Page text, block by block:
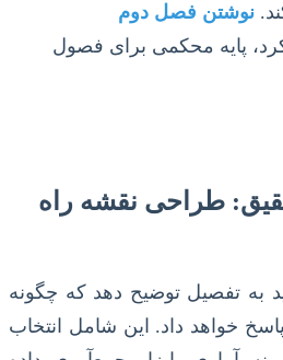
نوشتن فصل دوم
پایه محکمی برای فصول
طراحی نقشه راه
به تفصیل توضیح دهد که چگونه
خواهد داد. این شامل انتخاب